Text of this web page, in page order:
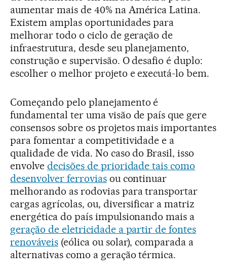
aumentar mais de 40% na América Latina.
Existem amplas oportunidades para
melhorar todo o ciclo de geração de
infraestrutura, desde seu planejamento,
construção e supervisão. O desafio é duplo:
escolher o melhor projeto e executá-lo bem.
Começando pelo planejamento é
fundamental ter uma visão de país que gere
consensos sobre os projetos mais importantes
para fomentar a competitividade e a
qualidade de vida. No caso do Brasil, isso
envolve decisões de prioridade tais como
desenvolver ferroviasou continuar
melhorando as rodovias para transportar
cargas agrícolas, ou, diversificar a matriz
energética do país impulsionando mais a
geração de eletricidade a partir de fontes
renováveis(eólica ou solar), comparada a
alternativas como a geração térmica.